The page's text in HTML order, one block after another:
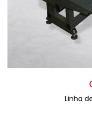
Linha